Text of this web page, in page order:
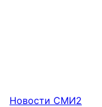
Новости СМИ2